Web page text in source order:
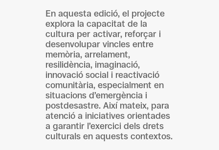
En aquesta edició, el projecte
explora la capacitat de la
cultura per activar, reforçar i
desenvolupar vincles entre
memòria, arrelament,
resilidència, imaginació,
innovació social i reactivació
comunitària, especialment en
situacions d’emergència i
postdesastre. Així mateix, para
atenció a iniciatives orientades
a garantir l’exercici dels drets
culturals en aquests contextos.